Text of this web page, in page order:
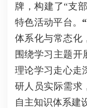
牌，构建了“支
特色活动平台。
体系化与常态化
围绕学习主题开
理论学习走心走
研人员实际需求
自主知识体系建